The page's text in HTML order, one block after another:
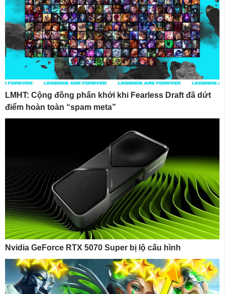
LMHT: Cộng đồng phấn khởi khi Fearless Draft đã dứt
điểm hoàn toàn “spam meta”
Nvidia GeForce RTX 5070 Super bị lộ cấu hình